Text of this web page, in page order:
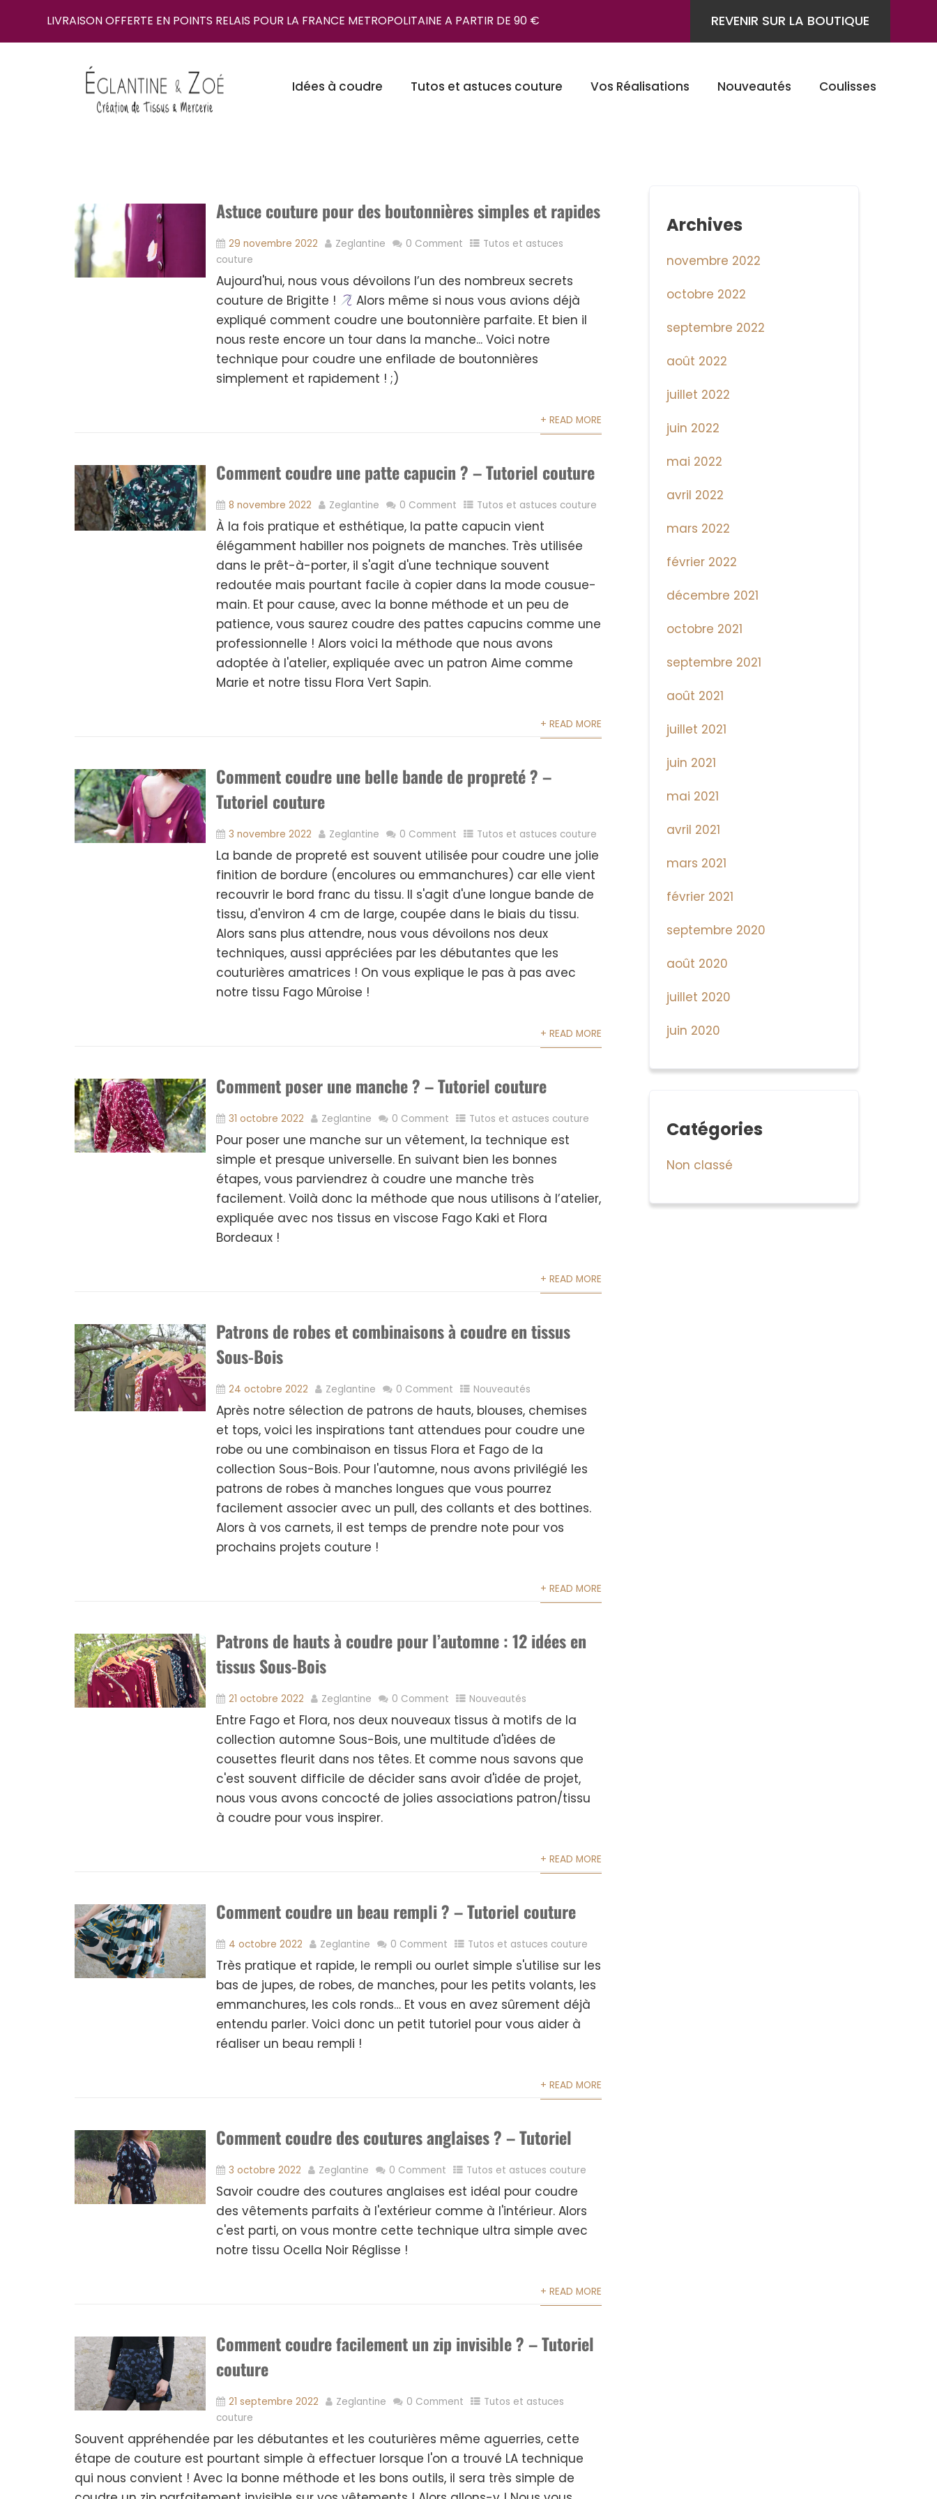
LIVRAISON OFFERTE EN POINTS RELAIS POUR LA FRANCE METROPOLITAINE A PARTIR DE 90 € REVENIR SUR LA BOUTIQUE
Idées à coudre Tutos et astuces couture Vos Réalisations Nouveautés Coulisses
Astuce couture pour des boutonnières simples et rapides
29 novembre 2022 Zeglantine 0 Comment
Tutos et astuces
couture
Aujourd'hui, nous vous dévoilons l’un des nombreux secrets
couture de Brigitte !
Alors même si nous vous avions déjà
expliqué comment coudre une boutonnière parfaite. Et bien il
nous reste encore un tour dans la manche... Voici notre
technique pour coudre une enfilade de boutonnières
simplement et rapidement ! ;)
+ READ MORE
Comment coudre une patte capucin ? – Tutoriel couture
8 novembre 2022 Zeglantine 0 Comment Tutos et astuces couture
À la fois pratique et esthétique, la patte capucin vient
élégamment habiller nos poignets de manches. Très utilisée
dans le prêt-à-porter, il s'agit d'une technique souvent
redoutée mais pourtant facile à copier dans la mode cousue-
main. Et pour cause, avec la bonne méthode et un peu de
patience, vous saurez coudre des pattes capucins comme une
professionnelle ! Alors voici la méthode que nous avons
adoptée à l'atelier, expliquée avec un patron Aime comme
Marie et notre tissu Flora Vert Sapin.
+ READ MORE
Comment coudre une belle bande de propreté ? –
Tutoriel couture
3 novembre 2022 Zeglantine 0 Comment Tutos et astuces couture
La bande de propreté est souvent utilisée pour coudre une jolie
finition de bordure (encolures ou emmanchures) car elle vient
recouvrir le bord franc du tissu. Il s'agit d'une longue bande de
tissu, d'environ 4 cm de large, coupée dans le biais du tissu.
Alors sans plus attendre, nous vous dévoilons nos deux
techniques, aussi appréciées par les débutantes que les
couturières amatrices ! On vous explique le pas à pas avec
notre tissu Fago Mûroise !
+ READ MORE
Comment poser une manche ? – Tutoriel couture
31 octobre 2022 Zeglantine 0 Comment Tutos et astuces couture
Pour poser une manche sur un vêtement, la technique est
simple et presque universelle. En suivant bien les bonnes
étapes, vous parviendrez à coudre une manche très
facilement. Voilà donc la méthode que nous utilisons à l’atelier,
expliquée avec nos tissus en viscose Fago Kaki et Flora
Bordeaux !
+ READ MORE
Patrons de robes et combinaisons à coudre en tissus
Sous-Bois
24 octobre 2022 Zeglantine 0 Comment Nouveautés
Après notre sélection de patrons de hauts, blouses, chemises
et tops, voici les inspirations tant attendues pour coudre une
robe ou une combinaison en tissus Flora et Fago de la
collection Sous-Bois. Pour l'automne, nous avons privilégié les
patrons de robes à manches longues que vous pourrez
facilement associer avec un pull, des collants et des bottines.
Alors à vos carnets, il est temps de prendre note pour vos
prochains projets couture !
+ READ MORE
Patrons de hauts à coudre pour l’automne : 12 idées en
tissus Sous-Bois
21 octobre 2022 Zeglantine 0 Comment Nouveautés
Entre Fago et Flora, nos deux nouveaux tissus à motifs de la
collection automne Sous-Bois, une multitude d'idées de
cousettes fleurit dans nos têtes. Et comme nous savons que
c'est souvent difficile de décider sans avoir d'idée de projet,
nous vous avons concocté de jolies associations patron/tissu
à coudre pour vous inspirer.
+ READ MORE
Comment coudre un beau rempli ? – Tutoriel couture
4 octobre 2022 Zeglantine 0 Comment Tutos et astuces couture
Très pratique et rapide, le rempli ou ourlet simple s'utilise sur les
bas de jupes, de robes, de manches, pour les petits volants, les
emmanchures, les cols ronds… Et vous en avez sûrement déjà
entendu parler. Voici donc un petit tutoriel pour vous aider à
réaliser un beau rempli !
+ READ MORE
Comment coudre des coutures anglaises ? – Tutoriel
3 octobre 2022 Zeglantine 0 Comment Tutos et astuces couture
Savoir coudre des coutures anglaises est idéal pour coudre
des vêtements parfaits à l'extérieur comme à l'intérieur. Alors
c'est parti, on vous montre cette technique ultra simple avec
notre tissu Ocella Noir Réglisse !
+ READ MORE
Comment coudre facilement un zip invisible ? – Tutoriel
couture
21 septembre 2022 Zeglantine 0 Comment
Tutos et astuces
couture
Souvent appréhendée par les débutantes et les couturières même aguerries, cette
étape de couture est pourtant simple à effectuer lorsque l'on a trouvé LA technique
qui nous convient ! Avec la bonne méthode et les bons outils, il sera très simple de
Archives
novembre 2022
octobre 2022
septembre 2022
août 2022
juillet 2022
juin 2022
mai 2022
avril 2022
mars 2022
février 2022
décembre 2021
octobre 2021
septembre 2021
août 2021
juillet 2021
juin 2021
mai 2021
avril 2021
mars 2021
février 2021
septembre 2020
août 2020
juillet 2020
juin 2020
Catégories
Non classé